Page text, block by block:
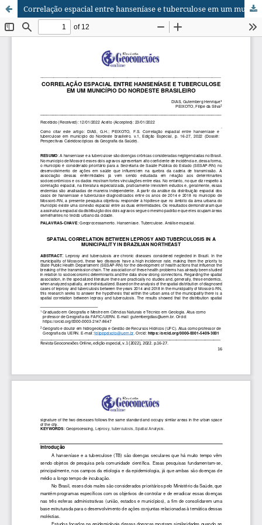
Correlação espacial entre hanseníase e tuberculose em um município do nordeste brasileiro